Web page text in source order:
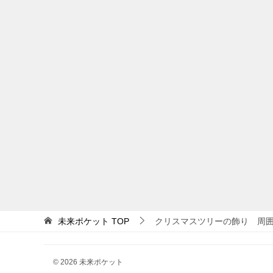
未来ポケット TOP クリスマスツリーの飾り 周
© 2026 未来ポケット